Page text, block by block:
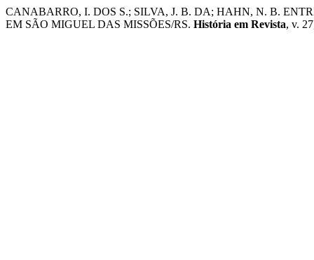
CANABARRO, I. DOS S.; SILVA, J. B. DA; HAHN, N. B.
EM SÃO MIGUEL DAS MISSÕES/RS. História em Revista, v.